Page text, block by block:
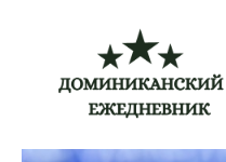
содержимому